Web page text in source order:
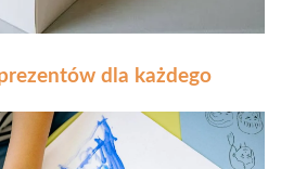
dla każdego